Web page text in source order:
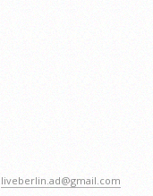
liveberlin.ad@gmail.com